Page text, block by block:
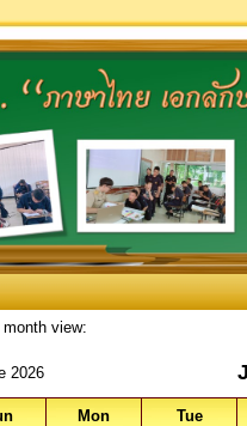
month view:
2026
Mon Tue